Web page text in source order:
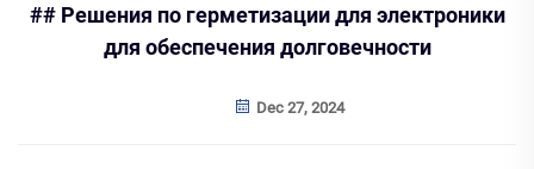
## Решения по герметизации для электроники
для обеспечения долговечности
Dec 27, 2024